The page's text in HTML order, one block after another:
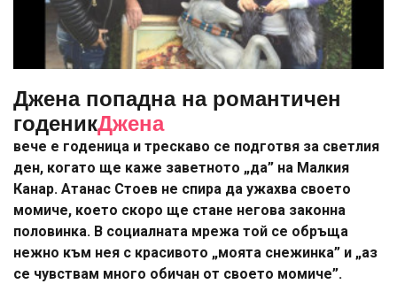
Джена попадна на романтичен
годеникДжена
вече е годеница и трескаво се подготвя за светлия
ден, когато ще каже заветното „да” на Малкия
Канар. Атанас Стоев не спира да ужахва своето
момиче, което скоро ще стане негова законна
половинка. В социалната мрежа той се обръща
нежно към нея с красивото „моята снежинка” и „аз
се чувствам много обичан от своето момиче”.